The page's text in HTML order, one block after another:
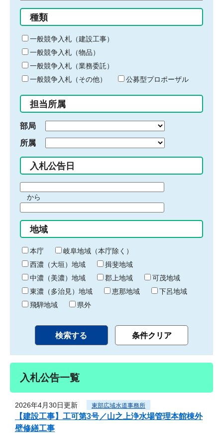
る
キ
ー
ワ
ー
ド
入
力
種類
一般競争入札（建設工事）
一般競争入札（物品）
一般競争入札（業務委託）
一般競争入札（その他）
公募型プロポーザル
担当所属
部局
所属
入札公告日
間
始
り
から
間
終
わ
り
地域
本庁
岐阜地域（本庁除く）
西濃（大垣）地域
揖斐地域
中濃（美濃）地域
郡上地域
可茂地域
東濃（多治見）地域
恵那地域
下呂地域
飛騨地域
県外
入札公告一覧
2026年4月30日更新 東部広域水道事務所
【建設工事】工可第3号／山之上浄水場管理本館棟外
壁修繕工事